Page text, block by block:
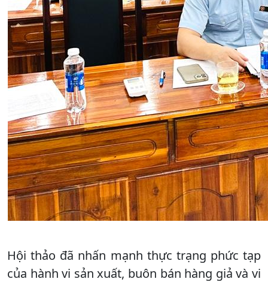
Hội thảo đã nhấn mạnh thực trạng phức tạp
của hành vi sản xuất, buôn bán hàng giả và vi